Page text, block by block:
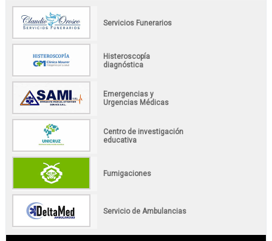
Servicios Funerarios
Histeroscopía
diagnóstica
Emergencias y
Urgencias Médicas
Centro de investigación
educativa
Fumigaciones
Servicio de Ambulancias